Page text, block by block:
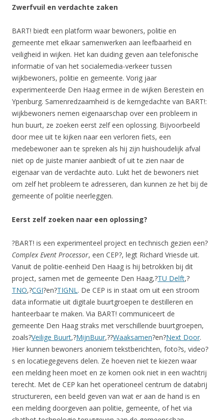
Zwerfvuil en verdachte zaken
BART! biedt een platform waar bewoners, politie en
gemeente met elkaar samenwerken aan leefbaarheid en
veiligheid in wijken. Het kan duiding geven aan telefonische
informatie of van het socialemedia-verkeer tussen
wijkbewoners, politie en gemeente. Vorig jaar
experimenteerde Den Haag ermee in de wijken Berestein en
Ypenburg. Samenredzaamheid is de kerngedachte van BART!:
wijkbewoners nemen eigenaarschap over een probleem in
hun buurt, ze zoeken eerst zelf een oplossing. Bijvoorbeeld
door mee uit te kijken naar een verloren fiets, een
medebewoner aan te spreken als hij zijn huishoudelijk afval
niet op de juiste manier aanbiedt of uit te zien naar de
eigenaar van de verdachte auto. Lukt het de bewoners niet
om zelf het probleem te adresseren, dan kunnen ze het bij de
gemeente of politie neerleggen.
Eerst zelf zoeken naar een oplossing?
?BART! is een experimenteel project en technisch gezien een?
Complex Event Processor, een CEP?, legt Richard Vriesde uit.
Vanuit de politie-eenheid Den Haag is hij betrokken bij dit
project, samen met de gemeente Den Haag,?TU Delft,?
TNO,?CGI?en?TIGNL. De CEP is in staat om uit een stroom
data informatie uit digitale buurtgroepen te destilleren en
hanteerbaar te maken. Via BART! communiceert de
gemeente Den Haag straks met verschillende buurtgroepen,
zoals?Veilige Buurt,?MijnBuur,??Waaksamen?en?Next Door.
Hier kunnen bewoners anoniem tekstberichten, foto?s, video?
s en locatiegegevens delen. Ze hoeven niet te kiezen waar
een melding heen moet en ze komen ook niet in een wachtrij
terecht. Met de CEP kan het operationeel centrum de databrij
structureren, een beeld geven van wat er aan de hand is en
een melding doorgeven aan politie, gemeente, of het via